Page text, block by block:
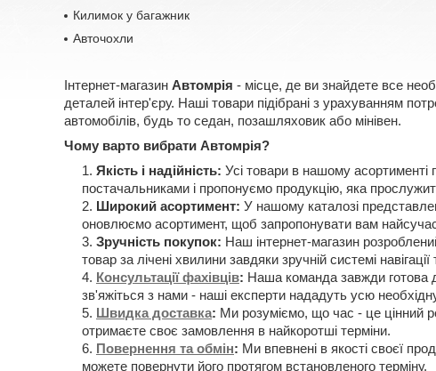
Килимок у багажник
Авточохли
Інтернет-магазин Автомрія - місце, де ви знайдете все
деталей інтер'єру. Наші товари підібрані з урахуванням
автомобілів, будь то седан, позашляховик або мінівен.
Чому варто вибрати Автомрія?
Якість і надійність: Усі товари в нашому
постачальниками і пропонуємо продукцію, яка
Широкий асортимент: У нашому каталозі
оновлюємо асортимент, щоб запропонувати вам
Зручність покупок: Наш інтернет-магазин
товар за лічені хвилини завдяки зручній системі
Консультації фахівців: Наша команда завжди готова
зв'яжіться з нами - наші експерти нададуть усю
Швидка доставка: Ми розуміємо, що час - це цінний
отримаєте своє замовлення в найкоротші терміни.
Повернення та обмін: Ми впевнені в якості своєї
можете повернути його протягом встановленого терміну.